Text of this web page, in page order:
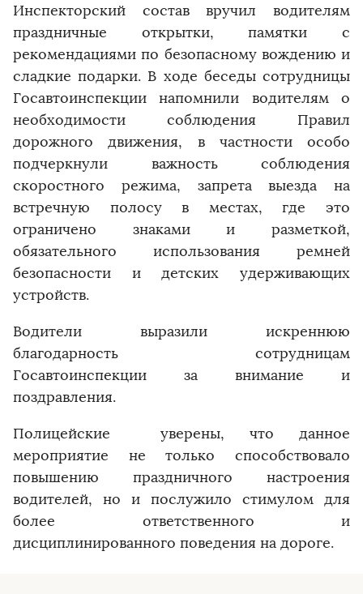
Инспекторский состав вручил водителям
праздничные открытки, памятки с
рекомендациями по безопасному вождению и
сладкие подарки. В ходе беседы сотрудницы
Госавтоинспекции напомнили водителям о
необходимости соблюдения Правил
дорожного движения, в частности особo
подчеркнули важность соблюдения
скоростного режима, запрета выезда на
встречную полосу в местах, где это
ограничено знаками и разметкой,
обязательного использования ремней
безопасности и детских удерживающих
устройств.
Водители выразили искреннюю
благодарность сотрудницам
Госавтоинспекции за внимание и
поздравления.
Полицейские уверены, что данное
мероприятие не только способствовало
повышению праздничного настроения
водителей, но и послужило стимулом для
более ответственного и
дисциплинированного поведения на дороге.